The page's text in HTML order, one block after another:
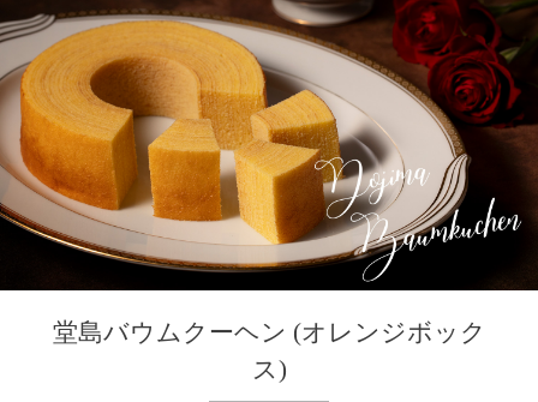
堂島バウムクーヘン (オレンジボック
ス)